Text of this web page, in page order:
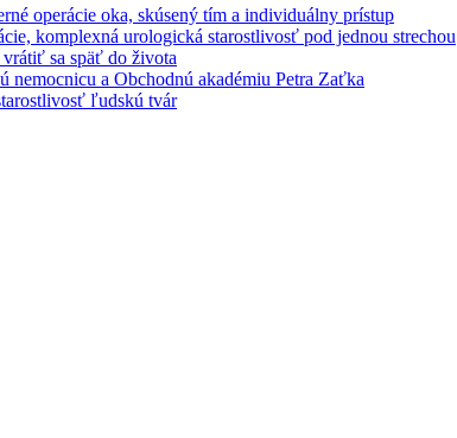
operácie oka, skúsený tím a individuálny prístup
komplexná urologická starostlivosť pod jednou strechou
vrátiť sa späť do života
nemocnicu a Obchodnú akadémiu Petra Zaťka
ľudskú tvár